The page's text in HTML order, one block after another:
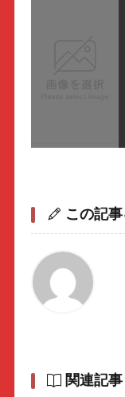
この記
関連記事